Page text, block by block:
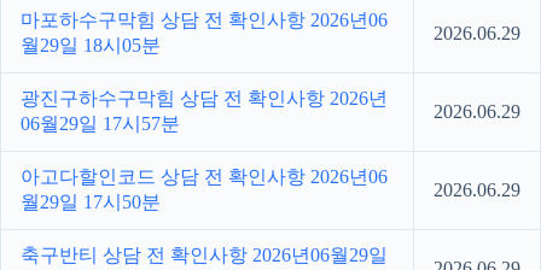
마포하수구막힘 상담 전 확인사항 2026년06
월29일 18시05분
2026.06.29
광진구하수구막힘 상담 전 확인사항 2026년
06월29일 17시57분
2026.06.29
아고다할인코드 상담 전 확인사항 2026년06
월29일 17시50분
2026.06.29
축구반티 상담 전 확인사항 2026년06월29일